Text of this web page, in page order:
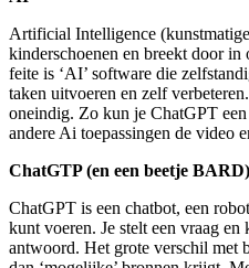
Artificial Intelligence
kinderschoenen en breekt door
feite is ‘AI’ software die
taken uitvoeren en zelf
oneindig. Zo kun je ChatGPT
andere Ai toepassingen de video
ChatGTP (en een beetje BARD)
ChatGPT is een chatbot, een
kunt voeren. Je stelt een vraag
antwoord. Het grote verschil met